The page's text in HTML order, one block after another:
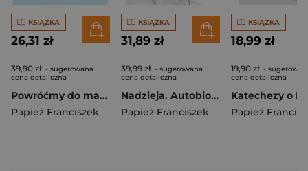
KSIĄŻKA
26,31 zł
39,90 zł - sugerowana
cena detaliczna
Powróćmy do marzeń
Papież Franciszek
KSIĄŻKA
31,89 zł
39,99 zł - sugerowana
cena detaliczna
Nadzieja. Autobiografia
Papież Franciszek
KSIĄŻKA
18,99 zł
19,90 zł -
cena detaliczna
Papież